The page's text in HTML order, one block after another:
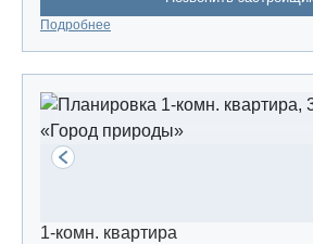
Подробнее
1-комн. квартира